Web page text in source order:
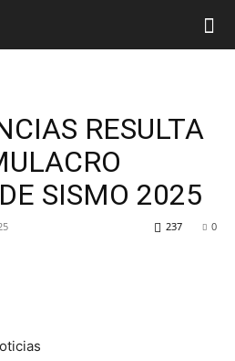
RESULTA
SISMO 2025
0
237